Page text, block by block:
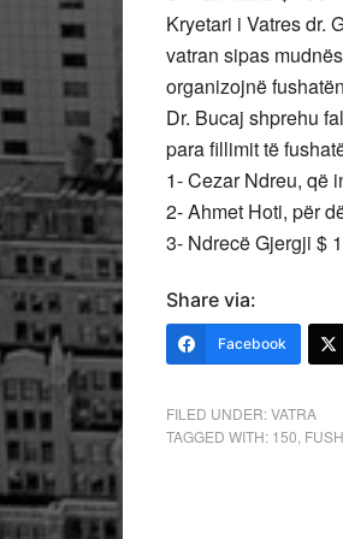
Kryetari i Vatres dr.
vatran sipas
organizojnë
Dr. Bucaj shprehu
para fillimit të
1- Cezar Ndreu, që
2- Ahmet Hoti, për
3- Ndrecë Gjergji $
Share via:
Facebook
FILED UNDER:VATRA
TAGGED WITH: 150